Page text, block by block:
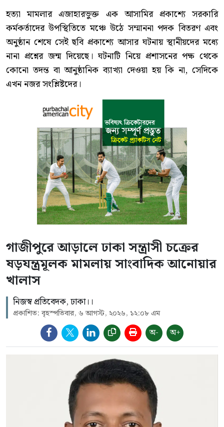
হত্যা মামলার এজাহারভুক্ত এক আসামির প্রকাশ্যে সরকারি
কর্মকর্তাদের উপস্থিতিতে মঞ্চে উঠে সম্মাননা পদক বিতরণ এবং
অনুষ্ঠান শেষে সেই ছবি প্রকাশ্যে আসার ঘটনায় স্থানীয়দের মধ্যে
নানা প্রশ্নের জন্ম দিয়েছে। ঘটনাটি নিয়ে প্রশাসনের পক্ষ থেকে
কোনো তদন্ত বা আনুষ্ঠানিক ব্যাখ্যা দেওয়া হয় কি না, সেদিকে
এখন নজর সংশ্লিষ্টদের।
গাজীপুরে আড়ালে ঢাকা সন্ত্রাসী চক্রের
ষড়যন্ত্রমূলক মামলায় সাংবাদিক আনোয়ার
খালাস
নিজস্ব প্রতিবেদক, ঢাকা।।
প্রকাশিত: বৃহস্পতিবার, ৬ আগস্ট, ২০২৬, ১২:০৮ এম
অ- অ+